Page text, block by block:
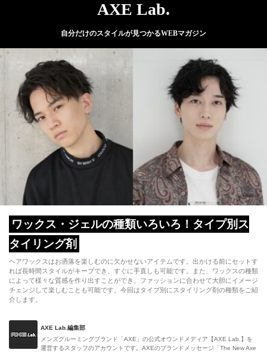
AXE Lab.
自分だけのスタイルが見つかるWEBマガジン
ワックス・ジェルの種類いろいろ！タイプ別ス
タイリング剤
ヘアワックスはお洒落を楽しむのに欠かせないアイテムです。出かける前にセットす
れば長時間スタイルがキープでき、すぐに手直しも可能です。また、ワックスの種類
によって様々な質感を作り出すことができ、ファッションに合わせて大胆にイメージ
チェンジして楽しむことも可能です。今回はタイプ別にスタイリング剤の種類をご紹
介します。
AXE Lab.編集部
メンズグルーミングブランド「AXE」の公式オウンドメディア【AXE Lab.】を
運営するスタッフのアカウントです。AXEのブランドメッセージ「The New Axe